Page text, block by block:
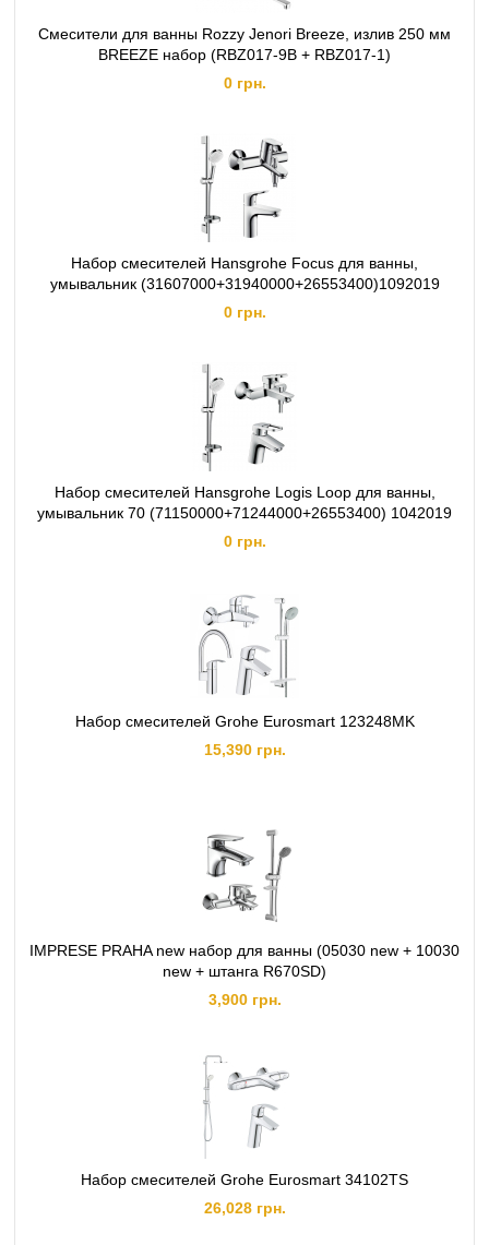
Смесители для ванны Rozzy Jenori Breeze, излив 250 мм
BREEZE набор (RBZ017-9B + RBZ017-1)
0 грн.
Набор смесителей Hansgrohe Focus для ванны,
умывальник (31607000+31940000+26553400)1092019
0 грн.
Набор смесителей Hansgrohe Logis Loop для ванны,
умывальник 70 (71150000+71244000+26553400) 1042019
0 грн.
Набор смесителей Grohe Eurosmart 123248MK
15,390 грн.
IMPRESE PRAHA new набор для ванны (05030 new + 10030
new + штанга R670SD)
3,900 грн.
Набор смесителей Grohe Eurosmart 34102TS
26,028 грн.